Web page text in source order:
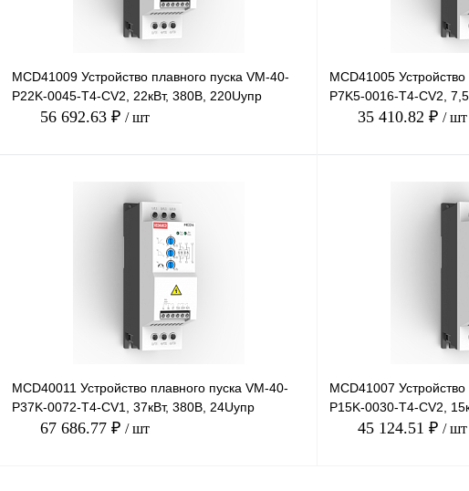
MCD41009 Устройство плавного пуска VM-40-
P22K-0045-T4-CV2, 22кВт, 380В, 220Uупр
56 692.63 ₽ / шт
Сравнение
Под заказ
MCD41005
P7K5-0016-T4-CV2,
35 410.82 ₽ / шт
MCD40011 Устройство плавного пуска VM-40-
P37K-0072-T4-CV1, 37кВт, 380В, 24Uупр
67 686.77 ₽ / шт
MCD41007
P15K-0030-T4-CV2,
45 124.51 ₽ / шт